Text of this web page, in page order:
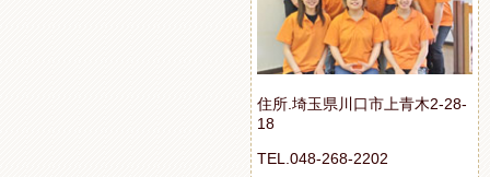
住所.埼玉県川口市上青木2-28-
18
TEL.048-268-2202